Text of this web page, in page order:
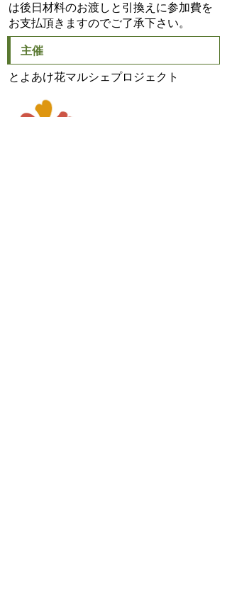
は後日材料のお渡しと引換えに参加費を
お支払頂きますのでご了承下さい。
主催
とよあけ花マルシェプロジェクト